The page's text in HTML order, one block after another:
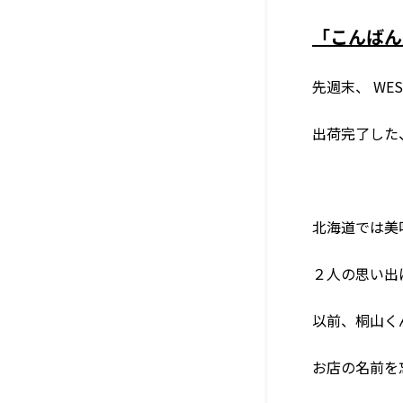
「こんば
先週末、
出荷完了し
北海道では
２人の思い
以前、桐山
お店の名前